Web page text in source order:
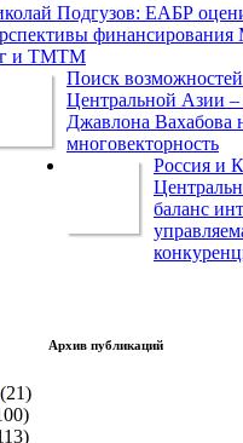
Подгузов: ЕАБР
и ТМТМ
Поиск
Центральной Азии –
Джавлона Вахабова
многовекторность
Россия и
баланс
Архив публикаций
(21)